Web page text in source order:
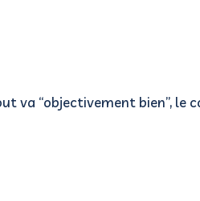
va “objectivement bien”, le